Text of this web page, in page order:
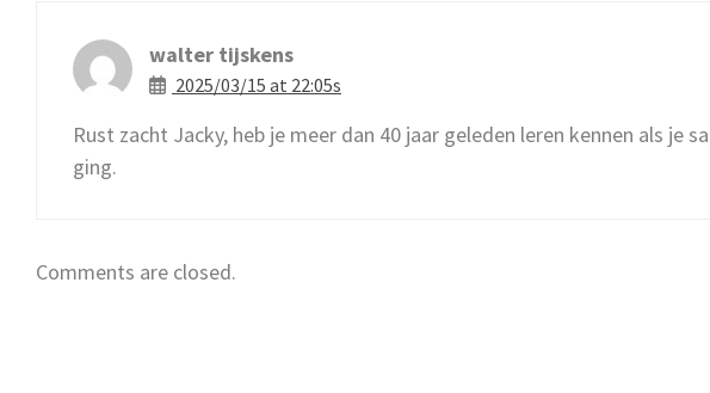
walter tijskens
2025/03/15 at 22:05s
Rust zacht Jacky, heb je meer dan 40 jaar geleden leren kennen als je
ging.
Comments are closed.